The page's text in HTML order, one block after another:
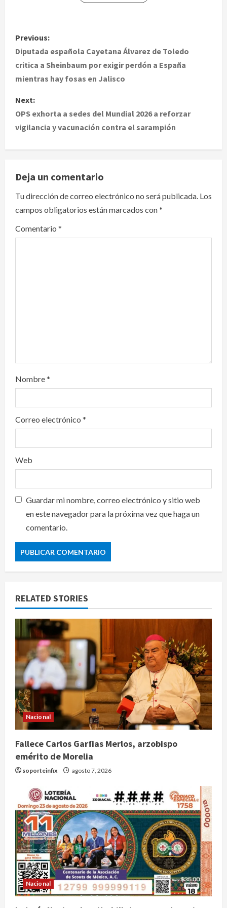
P
o
s
t
n
i
g
a
Previous:
Diputada española Cayetana Álvarez de Toledo
critica a Sheinbaum por exigir perdón a España
mientras hay fosas en Jalisco
Next:
OPS exhorta a sedes del Mundial 2026 a reforzar
vigilancia y vacunación contra el sarampión
Deja un comentario
Tu dirección de correo electrónico no será publicada. Los
campos obligatorios están marcados con*
Comentario *
Nombre*
Correo electrónico *
Web
Guardar mi nombre, correo electrónico y sitio web
en este navegador para la próxima vez que haga un
comentario.
RELATED STORIES
Nacional
Fallece Carlos Garfias Merlos, arzobispo
emérito de Morelia
soporteinfix agosto 7, 2026
Nacional
Nacional
Lotería Nacional emite billete por
centenario de la Asociación de
Scouts en México